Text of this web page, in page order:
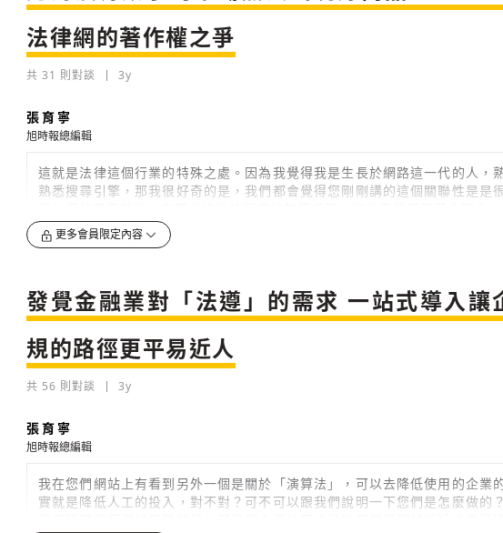
法律網的著作權之爭
共 31 則對談 3y
張育寧
旭時報總編輯
這就是法律這個行業的特殊之處。因為我覺得我是生長於網路這一代的人，
熟悉搜尋引擎，那我很好奇的是，我們都會覺得您剛剛講的這個關聯性是是
0 3y
更多會員限定內容
發覺金融業對「法遵」的需求 一站式導入讓
規的路徑更平易近人
共 56 則對談 3y
張育寧
旭時報總編輯
我在您們網站上有看到另外一個是關於「演算法」，可以去降低使用的企業
實就是降低人工的投入，對不對？可不可以跟我們說明一下您們是怎麼做的